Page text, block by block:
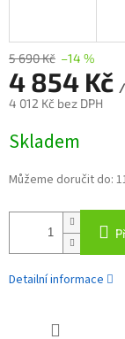
5 690 Kč –14 %
4 854 Kč
4 012 Kč bez DPH
cena:
Skladem
Můžeme doručit do:
Detailní informace